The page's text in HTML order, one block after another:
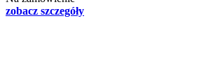
zobacz szczegóły